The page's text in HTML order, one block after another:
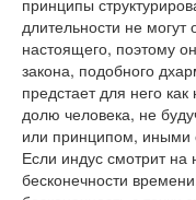
принципы
длительности не
настоящего, поэтому
закона, подобного
предстает для него
долю человека, не
или принципом, иными
Если индус смотрит на
бесконечности